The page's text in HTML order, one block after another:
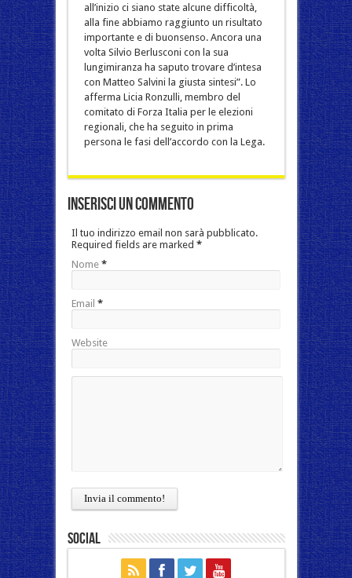
all’inizio ci siano state alcune difficoltà,
alla fine abbiamo raggiunto un risultato
importante e di buonsenso. Ancora una
volta Silvio Berlusconi con la sua
lungimiranza ha saputo trovare d’intesa
con Matteo Salvini la giusta sintesi”. Lo
afferma Licia Ronzulli, membro del
comitato di Forza Italia per le elezioni
regionali, che ha seguito in prima
persona le fasi dell’accordo con la Lega.
Inserisci un commento
Il tuo indirizzo email non sarà pubblicato.
Required fields are marked *
Nome *
Email *
Website
Social